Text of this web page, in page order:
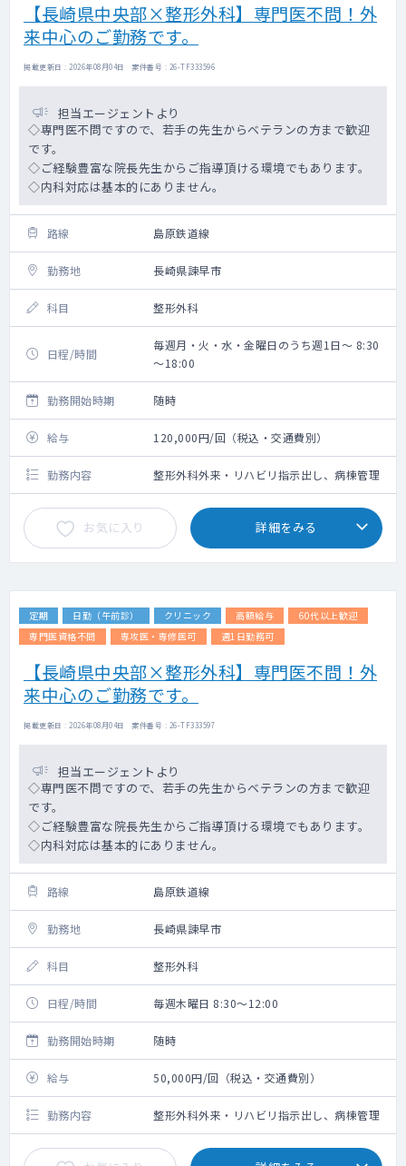
【長崎県中央部×整形外科】専門医不問！外
来中心のご勤務です。
掲載更新日 : 2026年08月04日 案件番号 : 26-TF333596
担当エージェントより
◇専門医不問ですので、若手の先生からベテランの方まで歓迎
です。
◇ご経験豊富な院長先生からご指導頂ける環境でもあります。
◇内科対応は基本的にありません。
路線 島原鉄道線
勤務地 長崎県諫早市
科目 整形外科
日程/時間
毎週月・火・水・金曜日のうち週1日～ 8:30
～18:00
勤務開始時期 随時
給与 120,000円/回（税込・交通費別）
勤務内容 整形外科外来・リハビリ指示出し、病棟管理
お気に入り 詳細をみる
定期 日勤（午前診） クリニック 高額給与
60代以上歓迎
専門医資格不問
専攻医・専修医可 週1日勤務可
【長崎県中央部×整形外科】専門医不問！外
来中心のご勤務です。
掲載更新日 : 2026年08月04日 案件番号 : 26-TF333597
担当エージェントより
◇専門医不問ですので、若手の先生からベテランの方まで歓迎
です。
◇ご経験豊富な院長先生からご指導頂ける環境でもあります。
◇内科対応は基本的にありません。
路線 島原鉄道線
勤務地 長崎県諫早市
科目 整形外科
日程/時間 毎週木曜日 8:30～12:00
勤務開始時期 随時
給与 50,000円/回（税込・交通費別）
勤務内容 整形外科外来・リハビリ指示出し、病棟管理